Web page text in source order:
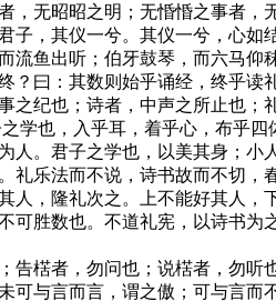
无昭昭之明；无惛惛之事者，无
子，其仪一兮。其仪一兮，心如
鱼出听；伯牙鼓琴，而六马仰秣
曰：其数则始乎诵经，终乎读礼
之纪也；诗者，中声之所止也
学也，入乎耳，着乎心，布乎
人。君子之学也，以美其身；小
乐法而不说，诗书故而不切，春
，隆礼次之。上不能好其人，下
可胜数也。不道礼宪，以诗书
楛者，勿问也；说楛者，勿听也
可与言而言，谓之傲；可与言